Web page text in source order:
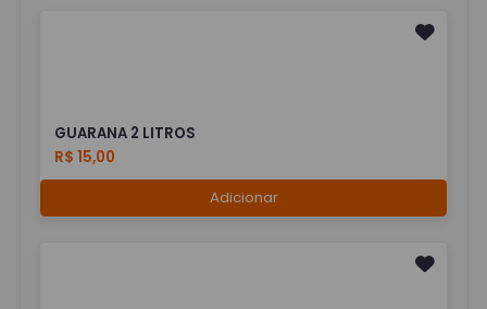
GUARANA 2 LITROS
R$ 15,00
Adicionar